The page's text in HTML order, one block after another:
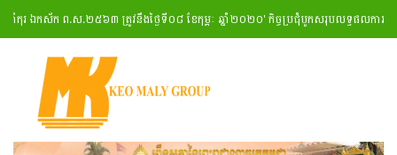
ឯកស័ក ព.ស.២៥៦៣ ត្រូវនឹងថ្ងៃទី០៨ ខែកុម្ភៈ ឆ្នាំ២០២០' កិច្ចប្រជុំបូកសរុបលទ្ធផលការងារ